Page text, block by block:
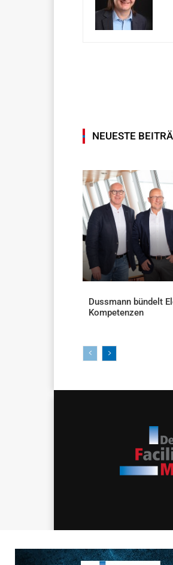
NEUESTE
Dussmann bündelt
Kompetenzen